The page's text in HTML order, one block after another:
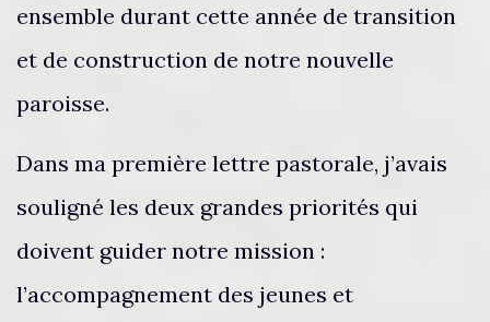
ensemble durant cette année de transition
et de construction de notre nouvelle
paroisse.
Dans ma première lettre pastorale, j’avais
souligné les deux grandes priorités qui
doivent guider notre mission :
l’accompagnement des jeunes et